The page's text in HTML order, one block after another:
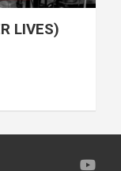
LIVES)